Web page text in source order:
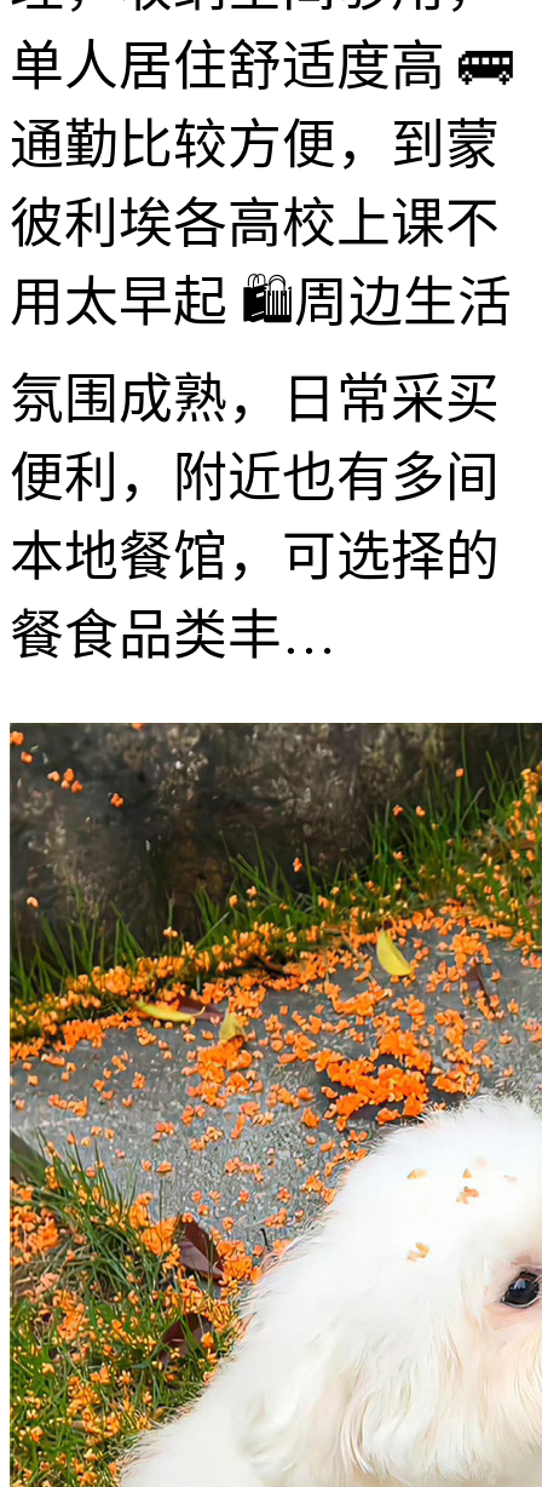
单人居住舒适度高 🚌
通勤比较方便，到蒙
彼利埃各高校上课不
用太早起 🛍️周边生活
氛围成熟，日常采买
便利，附近也有多间
本地餐馆，可选择的
餐食品类丰…